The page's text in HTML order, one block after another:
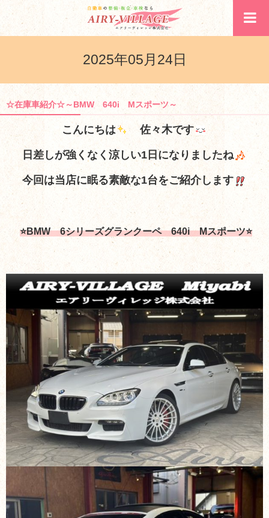
2025年05月24日
☆在庫車紹介☆～BMW 640i Mスポーツ～
こんにちは 佐々木です
日差しが強くなく涼しい1日になりましたね
今回は当店に眠る素敵な1台をご紹介します
⭐BMW 6シリーズグランクーペ 640i Mスポーツ⭐